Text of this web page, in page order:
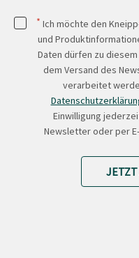
* Ich möchte den
und
Daten dürfen zu
dem Versand des
verarbeitet
Einwilligung
Newsletter oder per